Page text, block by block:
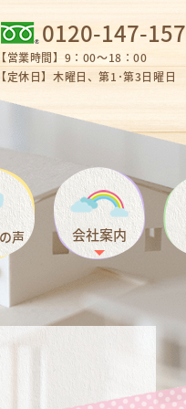
0120-147-157
【営業時間】9：00～18：00
【定休日】木曜日、第1･第3日曜日
声 会社案内